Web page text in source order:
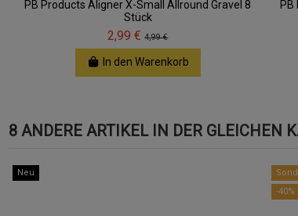
PB Products Aligner X-Small Allround Gravel 8
Stück
2,99 €4,99 €
In den Warenkorb
8 ANDERE ARTIKEL IN DER GLEICHEN
Neu
-40%